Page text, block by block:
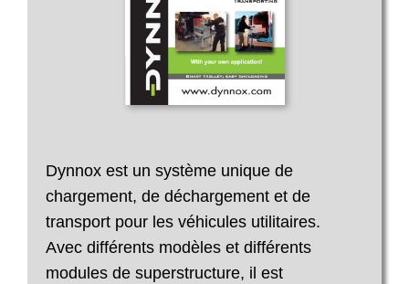
Dynnox est un système unique de
chargement, de déchargement et de
transport pour les véhicules utilitaires.
Avec différents modèles et différents
modules de superstructure, il est